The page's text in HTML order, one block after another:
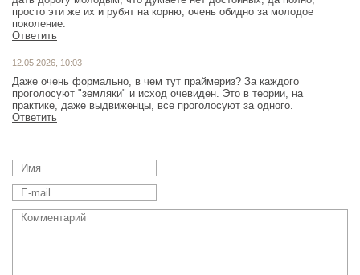
просто эти же их и рубят на корню, очень обидно за молодое
поколение.
Ответить
12.05.2026, 10:03
Даже очень формально, в чем тут праймериз? За каждого
проголосуют "земляки" и исход очевиден. Это в теории, на
практике, даже выдвиженцы, все проголосуют за одного.
Ответить